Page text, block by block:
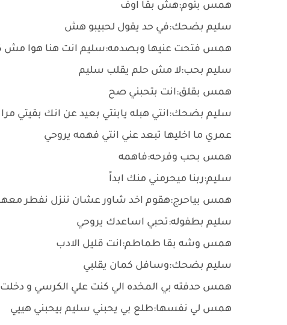
همس بنوم:هش بقا اوف
سليم بضحك:في حد يقول لحبيبو هش
همس فتحت عنيها وبصدمه:سليم انت هنا هوا مش
سليم بحب:لا مش حلم يقلب سليم
همس بقلق:انت بتحبني صح
سليم بضحك:انتي هبله يابنتي بعيد عن انك بقيتي
عمري ما اخليها تبعد عني انتي فهمه يروحي
همس بحب وفرحه:فاهمه
سليم:ربنا ميحرمني منك ابداً
همس بياحرج:هقوم اخد شاور عشان ننزل نفطر
سليم بطفوله:تحبي اساعدك يروحي
همس وشه بقا طماطم:انت قليل الادب
سليم بضحك:وسافل كمان يقلبي
همس حدفته بي المخده الي كنت علي الكرسي و
همس لي نفسها:طلع بي يحبني سليم بيحبني هييي